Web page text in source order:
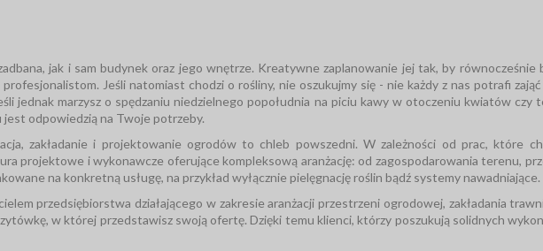
jak i sam budynek oraz jego wnętrze. Kreatywne zaplanowanie jej tak, by równocześnie
Jeśli natomiast chodzi o rośliny, nie oszukujmy się - nie każdy z nas potrafi
jednak marzysz o spędzaniu niedzielnego popołudnia na piciu kawy w otoczeniu kwiatów
jest odpowiedzią na Twoje potrzeby.
zakładanie i projektowanie ogrodów to chleb powszedni. W zależności od prac, które
projektowe i wykonawcze oferujące kompleksową aranżację: od zagospodarowania terenu,
na konkretną usługę, na przykład wyłącznie pielęgnację roślin bądź systemy nawadniające.
przedsiębiorstwa działającego w zakresie aranżacji przestrzeni ogrodowej, zakładania
w której przedstawisz swoją ofertę. Dzięki temu klienci, którzy poszukują solidnych